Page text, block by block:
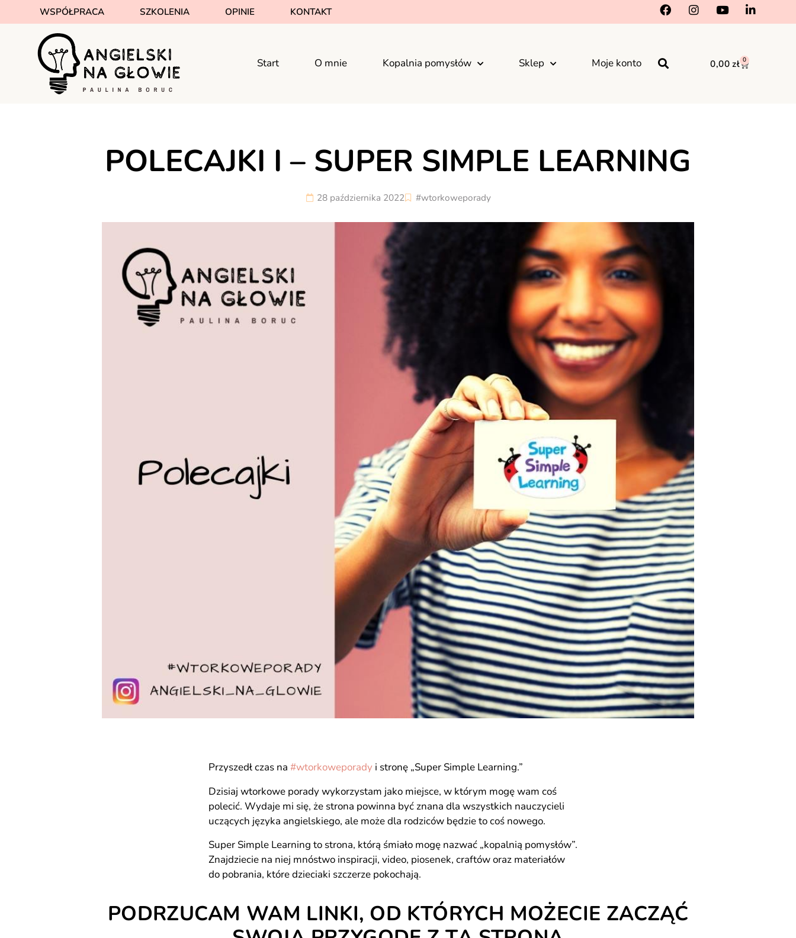
WSPÓŁPRACA SZKOLENIA OPINIE KONTAKT
Start O mnie Kopalnia pomysłów Sklep Moje konto 0,00zł 0
POLECAJKI I – SUPER SIMPLE LEARNING
28 października 2022 #wtorkoweporady
Przyszedł czas na #wtorkoweporady i stronę „Super Simple Learning.”
Dzisiaj wtorkowe porady wykorzystam jako miejsce, w którym mogę wam coś
polecić. Wydaje mi się, że strona powinna być znana dla wszystkich nauczycieli
uczących języka angielskiego, ale może dla rodziców będzie to coś nowego.
Super Simple Learning to strona, którą śmiało mogę nazwać „kopalnią pomysłów”.
Znajdziecie na niej mnóstwo inspiracji, video, piosenek, craftów oraz materiałów
do pobrania, które dzieciaki szczerze pokochają.
PODRZUCAM WAM LINKI, OD KTÓRYCH MOŻECIE ZACZĄĆ